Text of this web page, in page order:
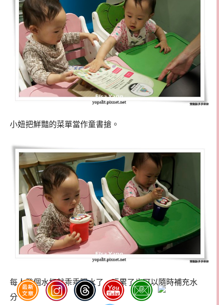
小妞把鮮豔的菜單當作童書搶。
每人發個水杯就乖乖喝水了，玩累了也可以隨時補充水
分。